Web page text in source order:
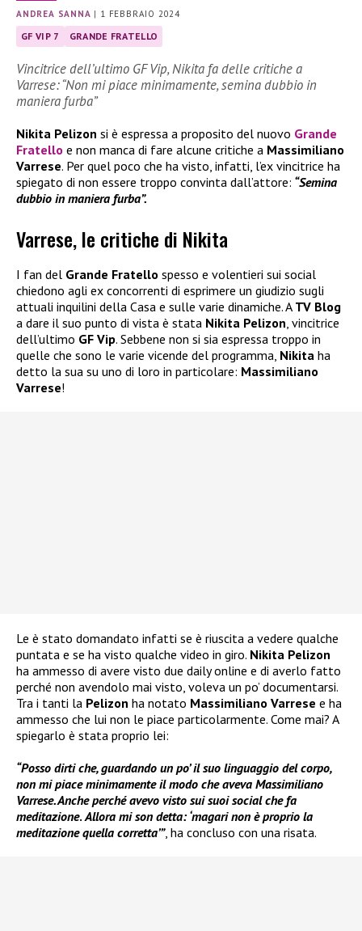
ANDREA SANNA | 1 FEBBRAIO 2024
GF VIP 7 GRANDE FRATELLO
Vincitrice dell’ultimo GF Vip, Nikita fa delle critiche a
Varrese: “Non mi piace minimamente, semina dubbio in
maniera furba”
Nikita Pelizon si è espressa a proposito del nuovo Grande
Fratello e non manca di fare alcune critiche a Massimiliano
Varrese. Per quel poco che ha visto, infatti, l’ex vincitrice ha
spiegato di non essere troppo convinta dall’attore: “Semina
dubbio in maniera furba”.
Varrese, le critiche di Nikita
I fan del Grande Fratello spesso e volentieri sui social
chiedono agli ex concorrenti di esprimere un giudizio sugli
attuali inquilini della Casa e sulle varie dinamiche. A TV Blog
a dare il suo punto di vista è stata Nikita Pelizon, vincitrice
dell’ultimo GF Vip. Sebbene non si sia espressa troppo in
quelle che sono le varie vicende del programma, Nikita ha
detto la sua su uno di loro in particolare: Massimiliano
Varrese!
Le è stato domandato infatti se è riuscita a vedere qualche
puntata e se ha visto qualche video in giro. Nikita Pelizon
ha ammesso di avere visto due daily online e di averlo fatto
perché non avendolo mai visto, voleva un po’ documentarsi.
Tra i tanti la Pelizon ha notato Massimiliano Varrese e ha
ammesso che lui non le piace particolarmente. Come mai? A
spiegarlo è stata proprio lei:
“Posso dirti che, guardando un po’ il suo linguaggio del corpo,
non mi piace minimamente il modo che aveva Massimiliano
Varrese. Anche perché avevo visto sui suoi social che fa
meditazione.Allora mi son detta: ‘magari non è proprio la
meditazione quella corretta’”, ha concluso con una risata.